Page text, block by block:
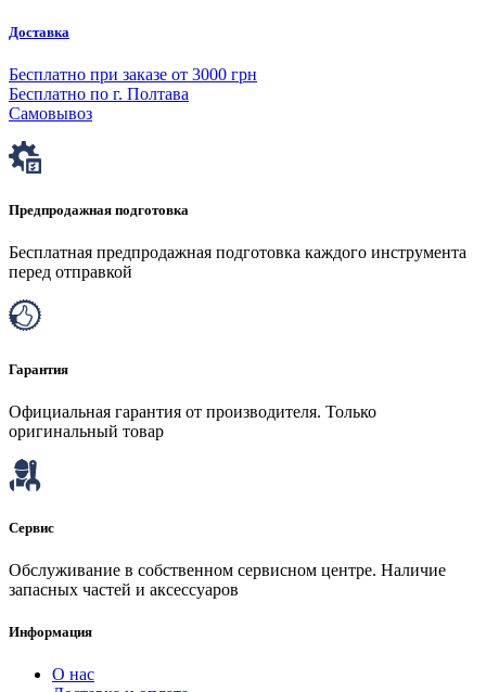
Доставка
Бесплатно при заказе от 3000 грн
Бесплатно по г. Полтава
Самовывоз
Предпродажная подготовка
Бесплатная предпродажная подготовка каждого инструмента
перед отправкой
Гарантия
Официальная гарантия от производителя. Только
оригинальный товар
Сервис
Обслуживание в собственном сервисном центре. Наличие
запасных частей и аксессуаров
Информация
О нас